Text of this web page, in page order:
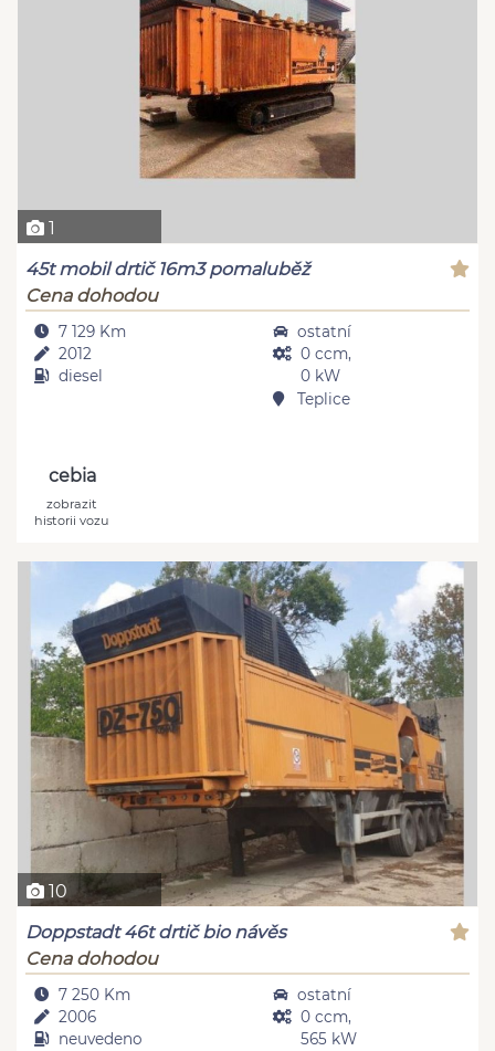
1
45t mobil drtič 16m3 pomaluběž
Cena dohodou
7 129 Km
2012
diesel
ostatní
0 ccm,
0 kW
Teplice
cebia
zobrazit
historii vozu
10
Doppstadt 46t drtič bio návěs
Cena dohodou
7 250 Km
2006
neuvedeno
ostatní
0 ccm,
565 kW